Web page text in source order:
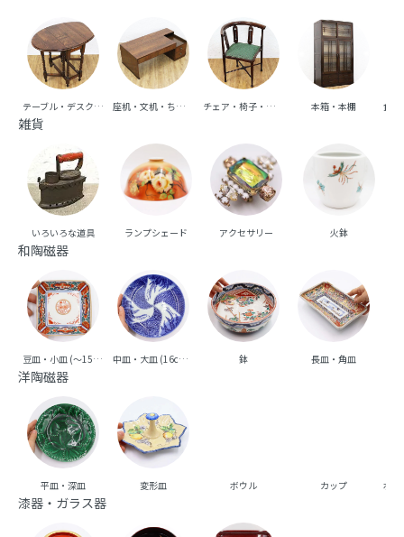
テーブル・デスク・机 座机・文机・ちゃぶ台 チェア・椅子・ベンチ・ソファ 本箱・本棚 食器
雑貨
いろいろな道具 ランプシェード アクセサリー 火鉢
和陶磁器
豆皿・小皿 (～15cm台) 中皿・大皿 (16cm台～) 鉢 長皿・角皿
洋陶磁器
平皿・深皿 変形皿 ボウル カップ ポッ
漆器・ガラス器